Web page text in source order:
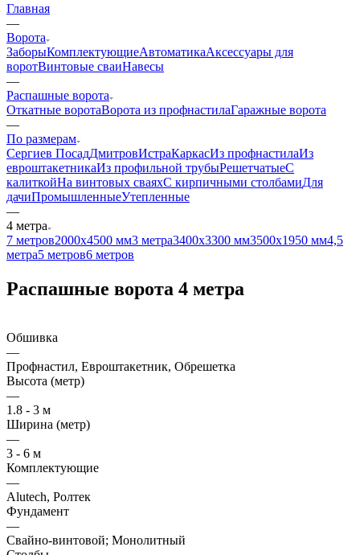
Главная
—
Ворота
ЗаборыКомплектующиеАвтоматикаАксессуары для
воротВинтовые сваиНавесы
—
Распашные ворота
Откатные воротаВорота из профнастилаГаражные ворота
—
По размерам
Сергиев ПосадДмитровИстраКаркасИз профнастилаИз
евроштакетникаИз профильной трубыРешетчатыеС
калиткойНа винтовых сваяхС кирпичными столбамиДля
дачиПромышленныеУтепленные
—
4 метра
7 метров2000х4500 мм3 метра3400х3300 мм3500х1950 мм4,5
метра5 метров6 метров
Распашные ворота 4 метра
Обшивка
—
Профнастил, Евроштакетник, Обрешетка
Высота (метр)
—
1.8 - 3 м
Ширина (метр)
—
3 - 6 м
Комплектующие
—
Alutech, Ролтек
Фундамент
—
Свайно-винтовой; Монолитный